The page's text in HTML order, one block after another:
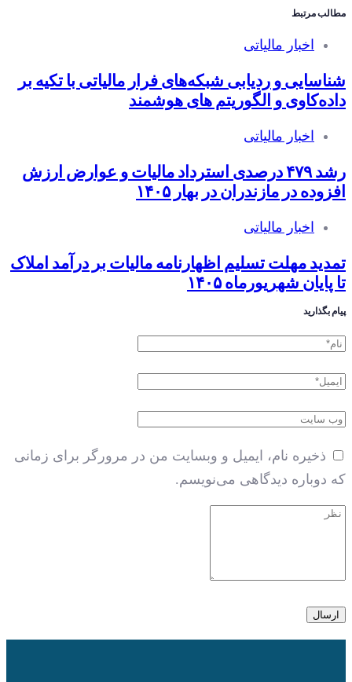
مطالب مرتبط
اخبار مالیاتی
شناسایی و ردیابی شبکه‌های فرار مالیاتی با تکیه بر
داده‌کاوی و الگوریتم های هوشمند
اخبار مالیاتی
رشد ۴۷۹ درصدی استرداد مالیات و عوارض ارزش
افزوده در مازندران در بهار ۱۴۰۵
اخبار مالیاتی
تمدید مهلت تسلیم اظهارنامه مالیات بر درآمد املاک
تا پایان شهریورماه ۱۴۰۵
پیام بگذارید
ذخیره نام، ایمیل و وبسایت من در مرورگر برای زمانی
که دوباره دیدگاهی می‌نویسم.